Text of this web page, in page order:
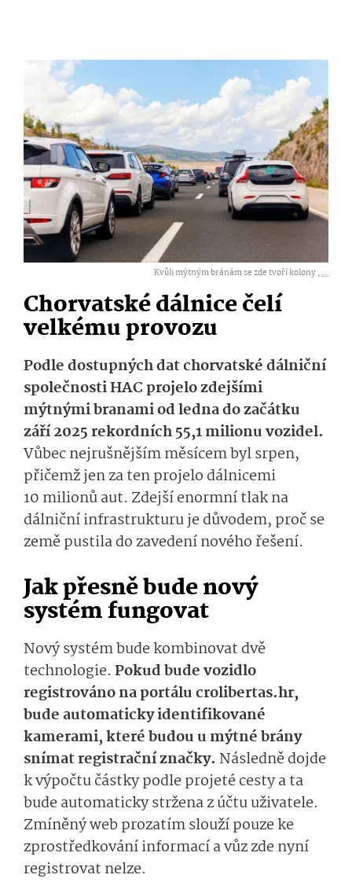
Kvůli mýtným bránám se zde tvoří kolony ,...
Chorvatské dálnice čelí
velkému provozu
Podle dostupných dat chorvatské dálniční
společnosti HAC projelo zdejšími
mýtnými branami od ledna do začátku
září 2025 rekordních 55,1 milionu vozidel.
Vůbec nejrušnějším měsícem byl srpen,
přičemž jen za ten projelo dálnicemi
10 milionů aut. Zdejší enormní tlak na
dálniční infrastrukturu je důvodem, proč se
země pustila do zavedení nového řešení.
Jak přesně bude nový
systém fungovat
Nový systém bude kombinovat dvě
technologie. Pokud bude vozidlo
registrováno na portálu crolibertas.hr,
bude automaticky identifikované
kamerami, které budou u mýtné brány
snímat registrační značky. Následně dojde
k výpočtu částky podle projeté cesty a ta
bude automaticky stržena z účtu uživatele.
Zmíněný web prozatím slouží pouze ke
zprostředkování informací a vůz zde nyní
registrovat nelze.